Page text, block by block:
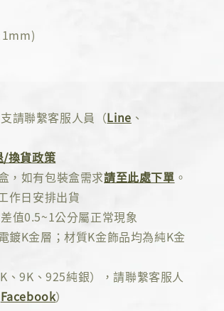
請聯繫客服人員（Line 、
/換貨政策
，如有包裝盒需求請至此處下單 。
作日安排出貨
值0.5~1公分屬正常現象
鍍K金層；材質K金飾品均為純K金
、9K、925純銀），請聯繫客服人
Facebook）